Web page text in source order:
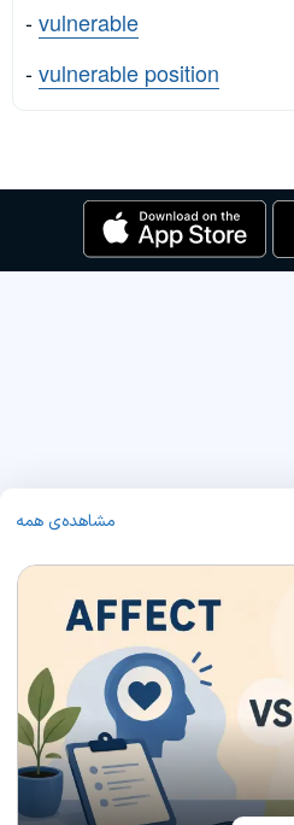
-vulnerable
-vulnerable position
مشاهده‌ی همه